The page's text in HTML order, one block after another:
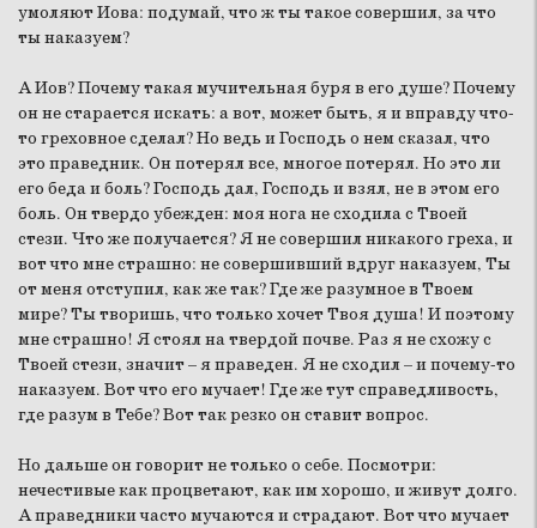
умоляют Иова: подумай, что ж ты такое совершил, за что
ты наказуем?
А Иов? Почему такая мучительная буря в его душе? Почему
он не старается искать: а вот, может быть, я и вправду что-
то греховное сделал? Но ведь и Господь о нем сказал, что
это праведник. Он потерял все, многое потерял. Но это ли
его беда и боль? Господь дал, Господь и взял, не в этом его
боль. Он твердо убежден: моя нога не сходила с Твоей
стези. Что же получается? Я не совершил никакого греха, и
вот что мне страшно: не совершивший вдруг наказуем, Ты
от меня отступил, как же так? Где же разумное в Твоем
мире? Ты творишь, что только хочет Твоя душа! И поэтому
мне страшно! Я стоял на твердой почве. Раз я не схожу с
Твоей стези, значит – я праведен. Я не сходил – и почему-то
наказуем. Вот что его мучает! Где же тут справедливость,
где разум в Тебе? Вот так резко он ставит вопрос.
Но дальше он говорит не только о себе. Посмотри:
нечестивые как процветают, как им хорошо, и живут долго.
А праведники часто мучаются и страдают. Вот что мучает